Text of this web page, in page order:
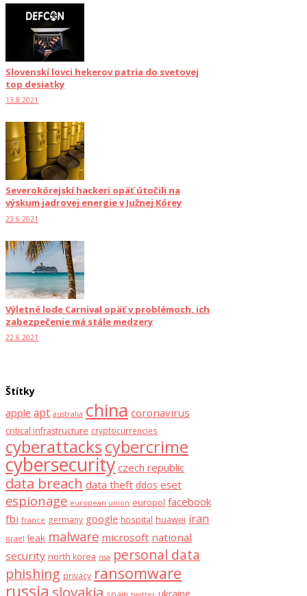
Slovenskí lovci hekerov patria do svetovej
top desiatky
13.8.2021
Severokórejskí hackeri opäť útočili na
výskum jadrovej energie v Južnej Kórey
23.6.2021
Výletné lode Carnival opäť v problémoch, ich
zabezpečenie má stále medzery
22.6.2021
Štítky
apple apt australia china coronavirus
critical infrastructure cryptocurrencies
cyberattackscybercrime
cybersecurity czech republic
data breach data theft ddos eset
espionage european union europol facebook
fbi france germany google hospital huawei iran
israel leak malware microsoft national
security north korea nsa personal data
phishing privacy ransomware
russia slovakia